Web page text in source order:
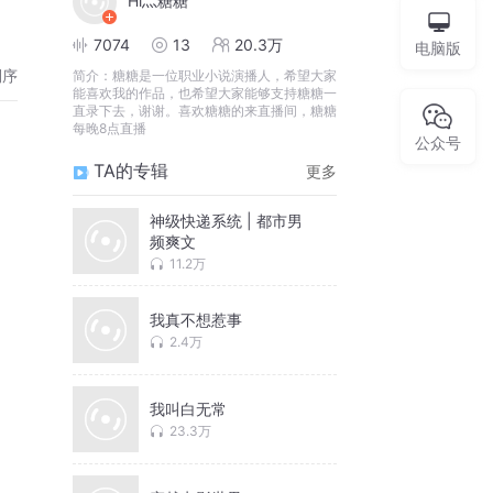
7074 13 20.3万
简介： 糖糖是一位职业小说演播人，希望大家
能喜欢我的作品，也希望大家能够支持糖糖一
直录下去，谢谢。喜欢糖糖的来直播间，糖糖
每晚8点直播
TA的专辑 更多
神级快递系统 | 都市男
频爽文
11.2万
我真不想惹事
2.4万
我叫白无常
23.3万
电脑版
公众号